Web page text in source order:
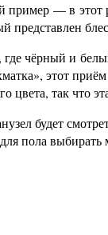
— в этот
представлен
чёрный и
этот
цвета, так что
будет
пола